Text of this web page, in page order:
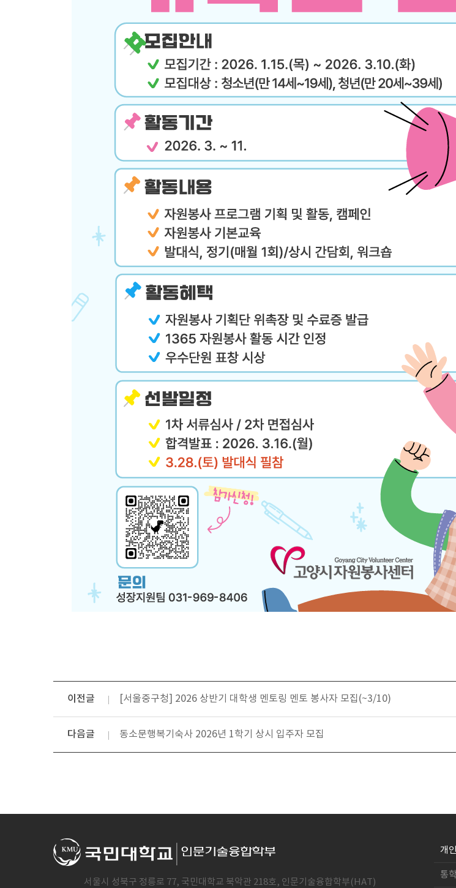
이전글 [서울중구청] 2026 상반기 대학생 멘토링 멘토 봉사자 모집(~3/10)
다음글 동소문행복기숙사 2026년 1학기 상시 입주자 모집
서울시 성북구 정릉로 77, 국민대학교 북악관 218호, 인문기술융합학부(HAT)
개
통